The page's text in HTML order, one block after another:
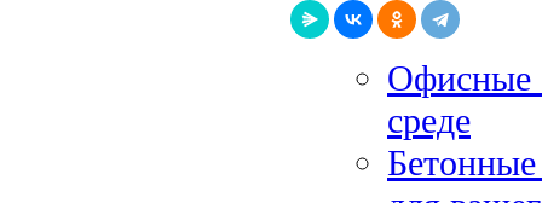
Офисные
среде
Бетонные